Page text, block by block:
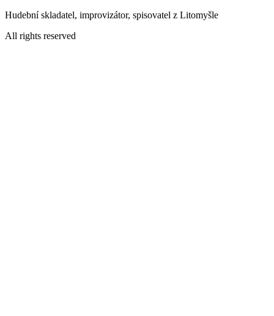
Přejít
obsahu
Hudební skladatel, improvizátor, spisovatel z Litomyšle
All rights reserved